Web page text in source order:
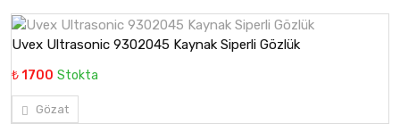
Uvex Ultrasonic 9302045 Kaynak Siperli Gözlük
₺ 1700 Stokta
Gözat